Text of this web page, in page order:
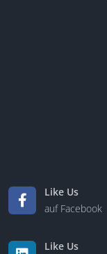
Like Us
auf Facebook
Like Us